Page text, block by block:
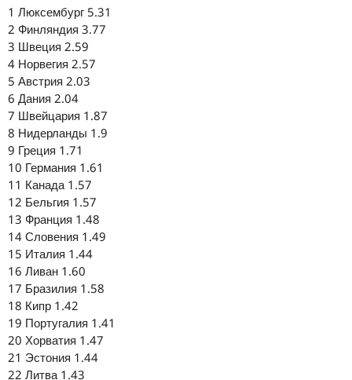
1 Люксембург 5.31
2 Финляндия 3.77
3 Швеция 2.59
4 Норвегия 2.57
5 Австрия 2.03
6 Дания 2.04
7 Швейцария 1.87
8 Нидерланды 1.9
9 Греция 1.71
10 Германия 1.61
11 Канада 1.57
12 Бельгия 1.57
13 Франция 1.48
14 Словения 1.49
15 Италия 1.44
16 Ливан 1.60
17 Бразилия 1.58
18 Кипр 1.42
19 Португалия 1.41
20 Хорватия 1.47
21 Эстония 1.44
22 Литва 1.43